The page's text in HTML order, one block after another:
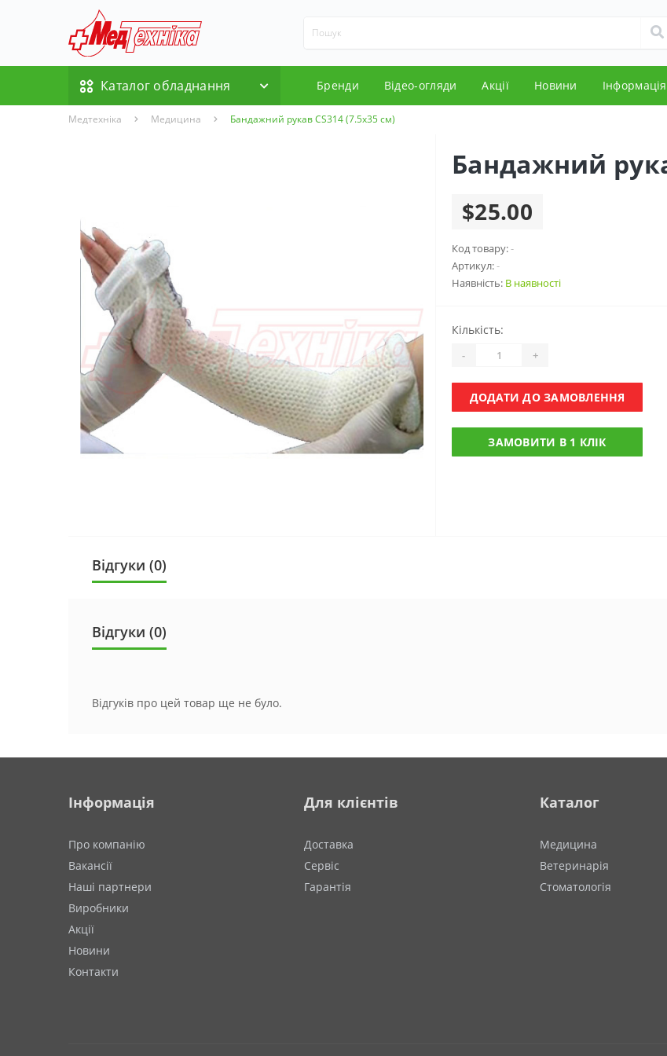
Каталог обладнання Бренди Відео-огляди Акції Новини Інформація
Медтехніка Медицина Бандажний рукав CS314 (7.5x35 см)
Бандажний
$25.00
Код товару:-
Артикул:-
Наявність: В наявності
Кількість:
- +
ДОДАТИ ДО ЗАМОВЛЕННЯ
ЗАМОВИТИ В 1 КЛІК
Відгуки (0)
Відгуки (0)
Відгуків про цей товар ще не було.
Інформація
Про компанію
Вакансії
Наші партнери
Виробники
Акції
Новини
Контакти
Для клієнтів
Доставка
Сервіс
Гарантія
Каталог
Медицина
Ветеринарія
Стоматологія